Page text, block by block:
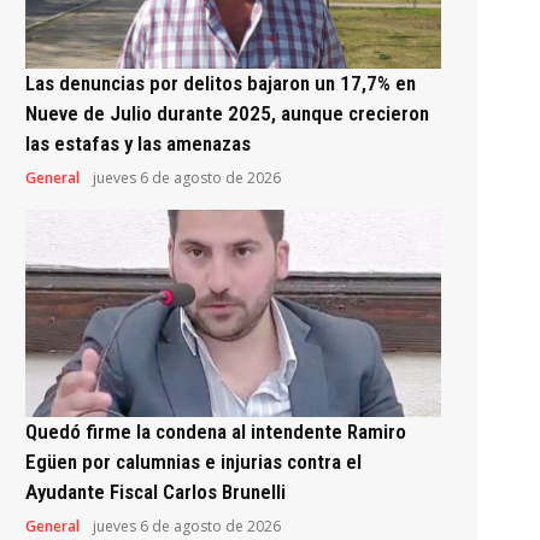
Las denuncias por delitos bajaron un 17,7% en
Nueve de Julio durante 2025, aunque crecieron
las estafas y las amenazas
General jueves 6 de agosto de 2026
Quedó firme la condena al intendente Ramiro
Egüen por calumnias e injurias contra el
Ayudante Fiscal Carlos Brunelli
General jueves 6 de agosto de 2026